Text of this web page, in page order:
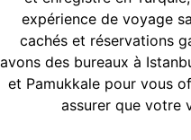
expérience de voyage
cachés et réservations
avons des bureaux à
et Pamukkale pour vous
assurer que votre